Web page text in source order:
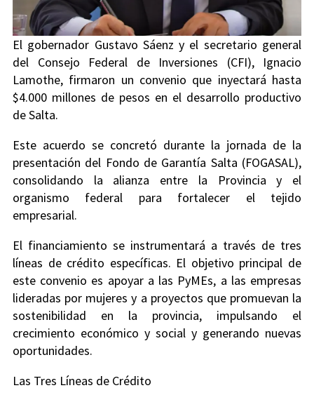
El gobernador Gustavo Sáenz y el secretario general
del Consejo Federal de Inversiones (CFI), Ignacio
Lamothe, firmaron un convenio que inyectará hasta
$4.000 millones de pesos en el desarrollo productivo
de Salta.
Este acuerdo se concretó durante la jornada de la
presentación del Fondo de Garantía Salta (FOGASAL),
consolidando la alianza entre la Provincia y el
organismo federal para fortalecer el tejido
empresarial.
El financiamiento se instrumentará a través de tres
líneas de crédito específicas. El objetivo principal de
este convenio es apoyar a las PyMEs, a las empresas
lideradas por mujeres y a proyectos que promuevan la
sostenibilidad en la provincia, impulsando el
crecimiento económico y social y generando nuevas
oportunidades.
Las Tres Líneas de Crédito